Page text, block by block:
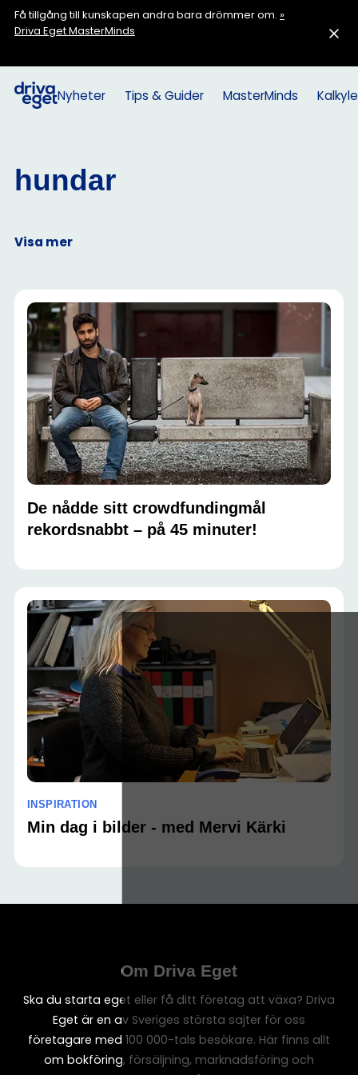
Få tillgång till kunskapen andra bara drömmer om. »
Driva Eget MasterMinds
Nyheter Tips & Guider MasterMinds
hundar
Visa mer
De nådde sitt crowdfundingmål
rekordsnabbt – på 45 minuter!
INSPIRATION
Min dag i bilder - med Mervi Kärki
Om Driva Eget
Ska du starta eget eller få ditt företag att växa? Driva
Eget är en av Sveriges största sajter för oss
företagare med 100 000-tals besökare. Här finns allt
om bokföring, försäljning, marknadsföring och